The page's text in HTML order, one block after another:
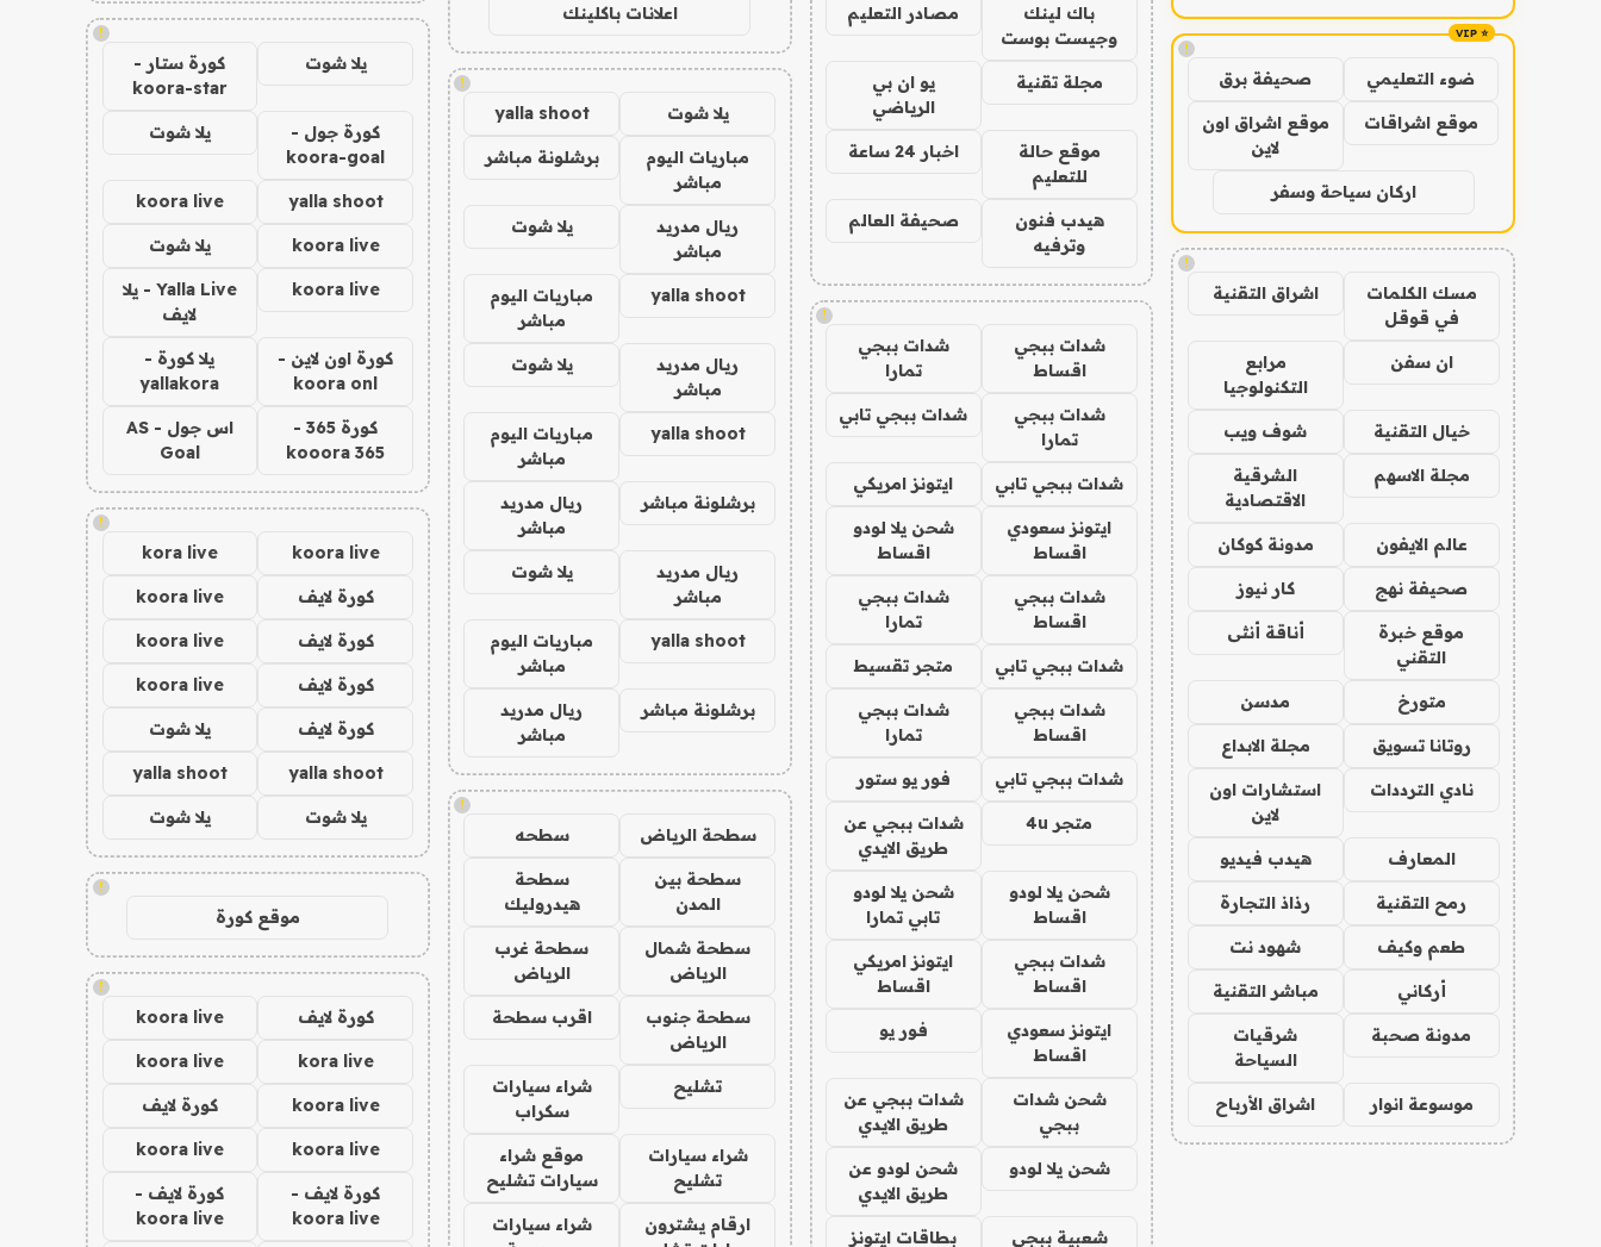
!
ضوء التعليمي صحيفة برق
موقع اشراقات
موقع اشراق اون
لاين
اركان سياحة وسفر
!
مسك الكلمات
في قوقل
اشراق التقنية
ان سفن
مرابع
التكنولوجيا
خيال التقنية شوف ويب
مجلة الاسهم
الشرقية
الاقتصادية
عالم الايفون مدونة كوكان
صحيفة نهج كار نيوز
موقع خبرة
التقني
أناقة أنثى
متورخ مدسن
روتانا تسويق مجلة الابداع
نادي الترددات
استشارات اون
لاين
المعارف هيدب فيديو
رمح التقنية رذاذ التجارة
طعم وكيف شهود نت
أركاني مباشر التقنية
مدونة صحبة
شرقيات
السياحة
موسوعة انوار اشراق الأرباح
باك لينك
وجيست بوست
مصادر التعليم
مجلة تقنية
يو ان بي
الرياضي
موقع حالة
للتعليم
اخبار 24 ساعة
هيدب فنون
وترفيه
صحيفة العالم
!
شدات ببجي
اقساط
شدات ببجي
تمارا
شدات ببجي
تمارا
شدات ببجي تابي
شدات ببجي تابي ايتونز امريكي
ايتونز سعودي
اقساط
شحن يلا لودو
اقساط
شدات ببجي
اقساط
شدات ببجي
تمارا
شدات ببجي تابي متجر تقسيط
شدات ببجي
اقساط
شدات ببجي
تمارا
شدات ببجي تابي فور يو ستور
متجر 4u
شدات ببجي عن
طريق الايدي
شحن يلا لودو
اقساط
شحن يلا لودو
تابي تمارا
شدات ببجي
اقساط
ايتونز امريكي
اقساط
ايتونز سعودي
اقساط
فور يو
شحن شدات
ببجي
شدات ببجي عن
طريق الايدي
شحن يلا لودو
شحن لودو عن
طريق الايدي
شعبية ببجي بطاقات ايتونز
اعلانات باكلينك
!
يلا شوت yalla shoot
مباريات اليوم
مباشر
برشلونة مباشر
ريال مدريد
مباشر
يلا شوت
yalla shoot
مباريات اليوم
مباشر
ريال مدريد
مباشر
يلا شوت
yalla shoot
مباريات اليوم
مباشر
برشلونة مباشر
ريال مدريد
مباشر
ريال مدريد
مباشر
يلا شوت
yalla shoot
مباريات اليوم
مباشر
برشلونة مباشر
ريال مدريد
مباشر
!
سطحة الرياض سطحه
سطحة بين
المدن
سطحة
هيدروليك
سطحة شمال
الرياض
سطحة غرب
الرياض
سطحة جنوب
الرياض
اقرب سطحة
تشليح
شراء سيارات
سكراب
شراء سيارات
تشليح
موقع شراء
سيارات تشليح
ارقام يشترون
شراء سيارات
!
يلا شوت
كورة ستار -
koora-star
كورة جول -
koora-goal
يلا شوت
yalla shoot
koora live
koora live يلا شوت
koora live
Yalla Live - يلا
لايف
كورة اون لاين -
koora onl
يلا كورة -
yallakora
كورة 365 -
kooora 365
اس جول - AS
Goal
!
koora live
kora live
كورة لايف koora live
كورة لايف koora live
كورة لايف koora live
كورة لايف يلا شوت
yalla shoot
yalla shoot
يلا شوت يلا شوت
!
موقع كورة
!
كورة لايف koora live
kora live
koora live
koora live كورة لايف
koora live
koora live
كورة لايف -
koora live
كورة لايف -
koora live